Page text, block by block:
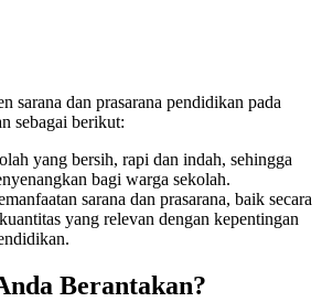
sarana dan prasarana pendidikan pada
sebagai berikut:
yang bersih, rapi dan indah, sehingga
bagi warga sekolah.
sarana dan prasarana, baik secara
yang relevan dengan kepentingan
Berantakan?